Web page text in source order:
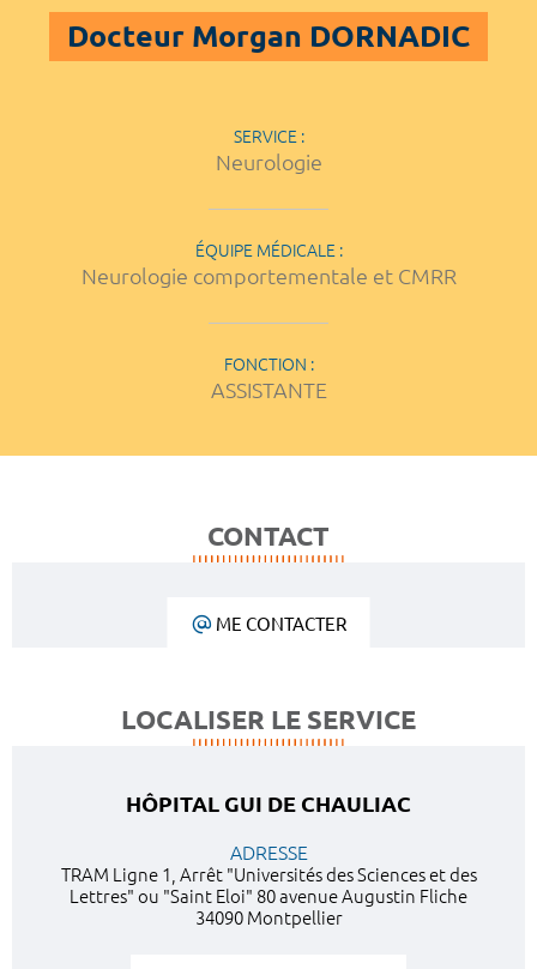
Docteur Morgan DORNADIC
SERVICE :
Neurologie
ÉQUIPE MÉDICALE :
Neurologie comportementale et CMRR
FONCTION :
ASSISTANTE
CONTACT
ME CONTACTER
LOCALISER LE SERVICE
HÔPITAL GUI DE CHAULIAC
ADRESSE
TRAM Ligne 1, Arrêt "Universités des Sciences et des
Lettres" ou "Saint Eloi" 80 avenue Augustin Fliche
34090 Montpellier